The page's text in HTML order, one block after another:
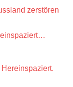
zerstören
Hereinspaziert.